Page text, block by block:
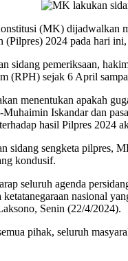
(MK) dijadwalkan
(Pilpres) 2024 pada hari
sidang pemeriksaan,
(RPH) sejak 6 April
menentukan apakah
Iskandar dan
hasil Pilpres 2024
sidang sengketa pilpres,
kondusif.
seluruh agenda
nasional
Senin (22/4/2024).
pihak, seluruh